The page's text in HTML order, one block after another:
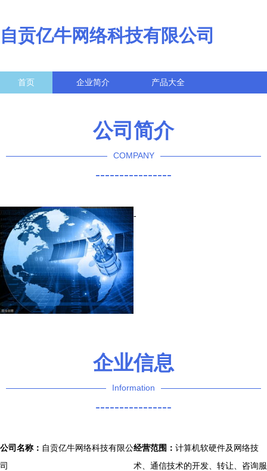
自贡亿牛网络科技有限公司
首页 企业简介 产品大全
公司简介
COMPANY
----------------
-
企业信息
Information
----------------
公司名称： 自贡亿牛网络科技有限公
司
经营范围： 计算机软硬件及网络技
术、通信技术的开发、转让、咨询服